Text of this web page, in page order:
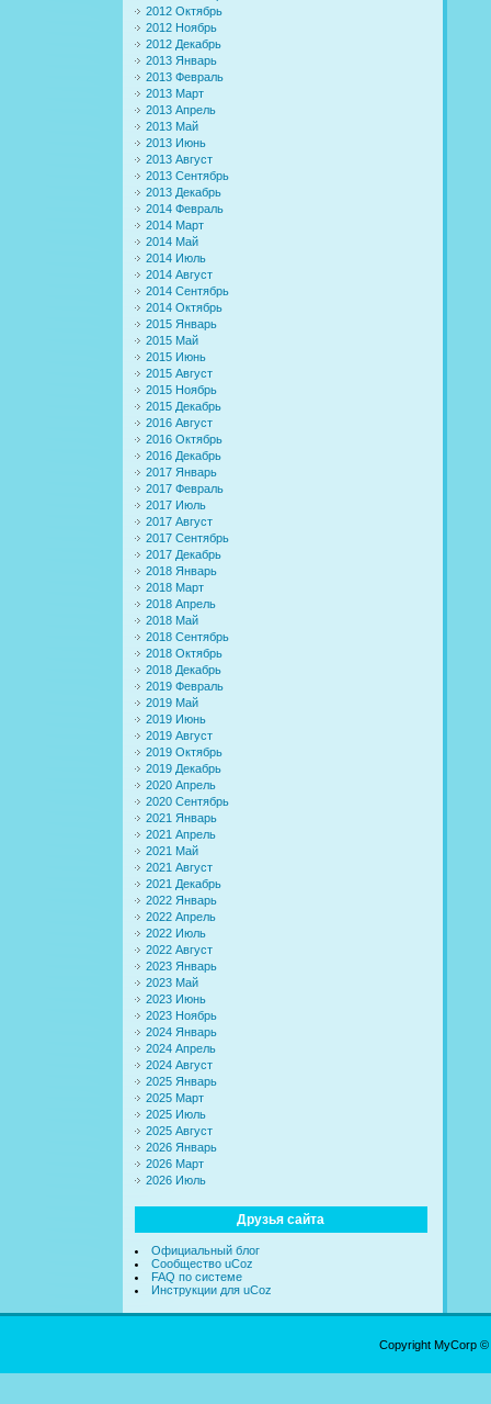
2012 Октябрь
2012 Ноябрь
2012 Декабрь
2013 Январь
2013 Февраль
2013 Март
2013 Апрель
2013 Май
2013 Июнь
2013 Август
2013 Сентябрь
2013 Декабрь
2014 Февраль
2014 Март
2014 Май
2014 Июль
2014 Август
2014 Сентябрь
2014 Октябрь
2015 Январь
2015 Май
2015 Июнь
2015 Август
2015 Ноябрь
2015 Декабрь
2016 Август
2016 Октябрь
2016 Декабрь
2017 Январь
2017 Февраль
2017 Июль
2017 Август
2017 Сентябрь
2017 Декабрь
2018 Январь
2018 Март
2018 Апрель
2018 Май
2018 Сентябрь
2018 Октябрь
2018 Декабрь
2019 Февраль
2019 Май
2019 Июнь
2019 Август
2019 Октябрь
2019 Декабрь
2020 Апрель
2020 Сентябрь
2021 Январь
2021 Апрель
2021 Май
2021 Август
2021 Декабрь
2022 Январь
2022 Апрель
2022 Июль
2022 Август
2023 Январь
2023 Май
2023 Июнь
2023 Ноябрь
2024 Январь
2024 Апрель
2024 Август
2025 Январь
2025 Март
2025 Июль
2025 Август
2026 Январь
2026 Март
2026 Июль
Друзья сайта
Официальный блог
Сообщество uCoz
FAQ по системе
Инструкции для uCoz
Copyright MyCorp ©